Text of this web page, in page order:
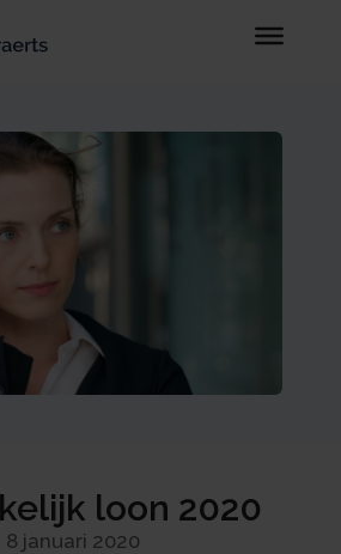
loon 2020
8 januari 2020